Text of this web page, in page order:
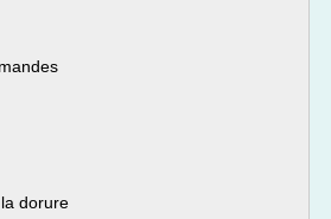
dorure